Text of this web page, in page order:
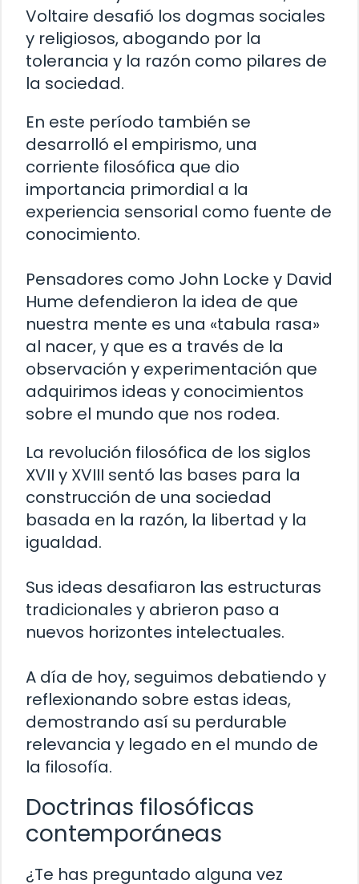
Voltaire desafió los dogmas sociales
y religiosos, abogando por la
tolerancia y la razón como pilares de
la sociedad.
En este período también se
desarrolló el empirismo, una
corriente filosófica que dio
importancia primordial a la
experiencia sensorial como fuente de
conocimiento.
Pensadores como John Locke y David
Hume defendieron la idea de que
nuestra mente es una «tabula rasa»
al nacer, y que es a través de la
observación y experimentación que
adquirimos ideas y conocimientos
sobre el mundo que nos rodea.
La revolución filosófica de los siglos
XVII y XVIII sentó las bases para la
construcción de una sociedad
basada en la razón, la libertad y la
igualdad.
Sus ideas desafiaron las estructuras
tradicionales y abrieron paso a
nuevos horizontes intelectuales.
A día de hoy, seguimos debatiendo y
reflexionando sobre estas ideas,
demostrando así su perdurable
relevancia y legado en el mundo de
la filosofía.
Doctrinas filosóficas
contemporáneas
¿Te has preguntado alguna vez